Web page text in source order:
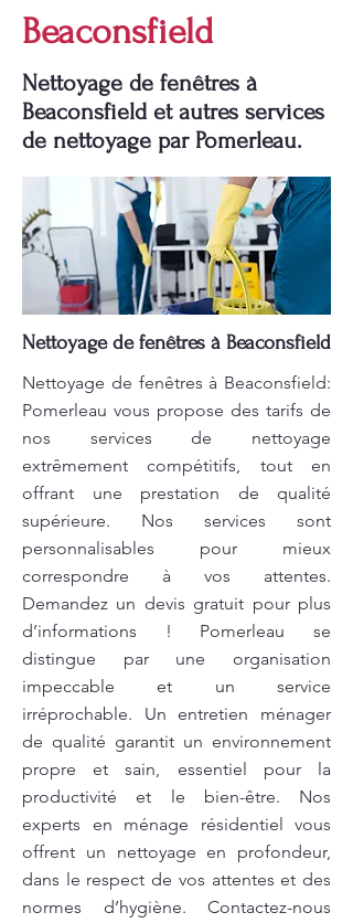
Beaconsfield
Nettoyage de fenêtres à
Beaconsfield et autres services
de nettoyage par Pomerleau.
Nettoyage de fenêtres à Beaconsfield
Nettoyage de fenêtres à Beaconsfield:
Pomerleau vous propose des tarifs de
nos services de nettoyage
extrêmement compétitifs, tout en
offrant une prestation de qualité
supérieure. Nos services sont
personnalisables pour mieux
correspondre à vos attentes.
Demandez un devis gratuit pour plus
d’informations ! Pomerleau se
distingue par une organisation
impeccable et un service
irréprochable. Un entretien ménager
de qualité garantit un environnement
propre et sain, essentiel pour la
productivité et le bien-être. Nos
experts en ménage résidentiel vous
offrent un nettoyage en profondeur,
dans le respect de vos attentes et des
normes d’hygiène. Contactez-nous